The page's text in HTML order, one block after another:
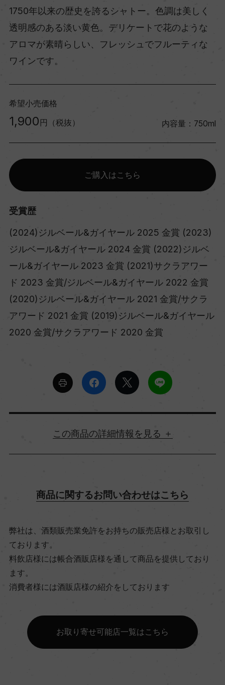
1750年以来の歴史を誇るシャトー。色調は美しく
透明感のある淡い黄色。デリケートで花のような
アロマが素晴らしい、フレッシュでフルーティな
ワインです。
希望小売価格
1,900 円（税抜） 内容量：750ml
ご購入はこちら
受賞歴
(2024)ジルベール&ガイヤール 2025 金賞 (2023)
ジルベール&ガイヤール 2024 金賞 (2022)ジルベ
ール&ガイヤール 2023 金賞 (2021)サクラアワー
ド 2023 金賞/ジルベール&ガイヤール 2022 金賞
(2020)ジルベール&ガイヤール 2021 金賞/サクラ
アワード 2021 金賞 (2019)ジルベール&ガイヤール
2020 金賞/サクラアワード 2020 金賞
詳細情報
ボルドー
地区名
ー
商品に関するお問い合わせはこちら
弊社は、酒類販売業免許をお持ちの販売店様とお取引し
ております。
料飲店様には帳合酒販店様を通して商品を提供しており
ます。
消費者様には酒販店様の紹介をしております
お取り寄せ可能店一覧はこちら